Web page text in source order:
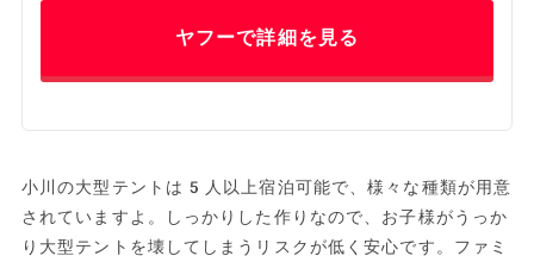
ヤフーで詳細を見る
小川の大型テントは5人以上宿泊可能で、様々な種類が用意
されていますよ。しっかりした作りなので、お子様がうっか
り大型テントを壊してしまうリスクが低く安心です。ファミ